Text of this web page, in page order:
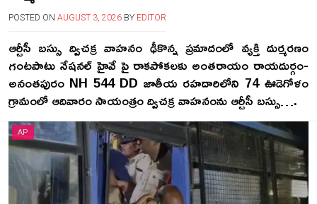
POSTED ON AUGUST 3, 2026 BY EDITOR
ఆర్టీసీ బస్సు ద్విచక్ర వాహనం ఢీకొన్న ప్రమాదంలో వ్యక్తి దుర్మరణం
గంటపాటు నేషనల్ హైవే పై రాకపోకలకు అంతరాయం రాయదుర్గం-
అనంతపురం NH 544 DD జాతీయ రహదారిలోని 74 ఊడెగోళం
గ్రామంలో ఆదివారం సాయంత్రం ద్విచక్ర వాహనంను ఆర్టీసీ బస్సు….
AP